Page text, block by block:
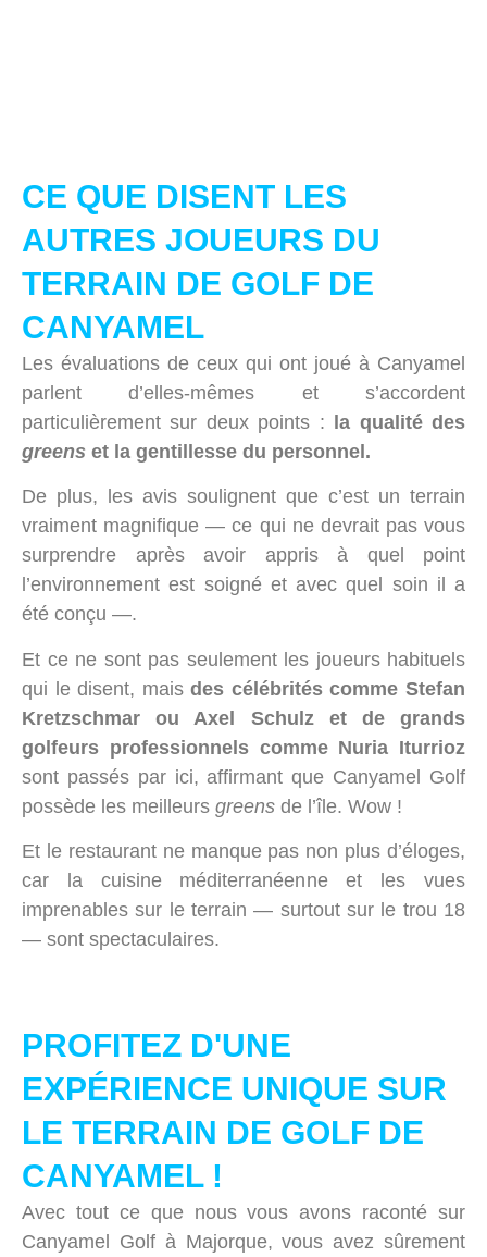
CE QUE DISENT LES
AUTRES JOUEURS DU
TERRAIN DE GOLF DE
CANYAMEL
Les évaluations de ceux qui ont joué à Canyamel
parlent d’elles-mêmes et s’accordent
particulièrement sur deux points : la qualité des
greens et la gentillesse du personnel.
De plus, les avis soulignent que c’est un terrain
vraiment magnifique — ce qui ne devrait pas vous
surprendre après avoir appris à quel point
l’environnement est soigné et avec quel soin il a
été conçu —.
Et ce ne sont pas seulement les joueurs habituels
qui le disent, maisdes célébrités comme Stefan
Kretzschmar ou Axel Schulz et de grands
golfeurs professionnels comme Nuria Iturrioz
sont passés par ici, affirmant que Canyamel Golf
possède les meilleurs greens de l’île. Wow !
Et le restaurant ne manque pas non plus d’éloges,
car la cuisine méditerranéenne et les vues
imprenables sur le terrain — surtout sur le trou 18
— sont spectaculaires.
PROFITEZ D'UNE
EXPÉRIENCE UNIQUE SUR
LE TERRAIN DE GOLF DE
CANYAMEL !
Avec tout ce que nous vous avons raconté sur
Canyamel Golf à Majorque, vous avez sûrement